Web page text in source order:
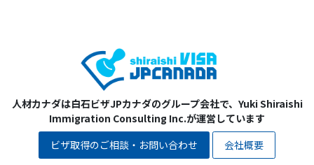
人材カナダは白石ビザJPカナダのグループ会社で、Yuki Shiraishi
Immigration Consulting Inc.が運営しています
ビザ取得のご相談・お問い合わせ
会社概要